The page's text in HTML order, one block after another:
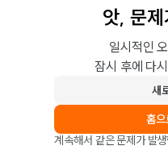
앗, 문
일시적인
잠시 후에 다
새
홈으
계속해서 같은 문제가 발